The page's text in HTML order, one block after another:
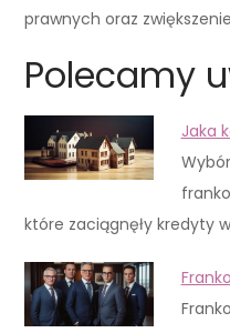
prawnych oraz
Polecamy
Jaka
które zaciągnęły kredyty